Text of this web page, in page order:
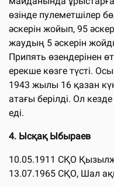
өзінде пулеметшілер
әскерін жойып, 95
жаудың 5 әскерін
Припять өзендерінен
ерекше көзге түсті.
1943 жылы 16 қазан
атағы берілді. Ол
еді.
4. Ысқақ Ыбыраев
10.05.1911 СҚО
13.07.1965 СҚО, Шал